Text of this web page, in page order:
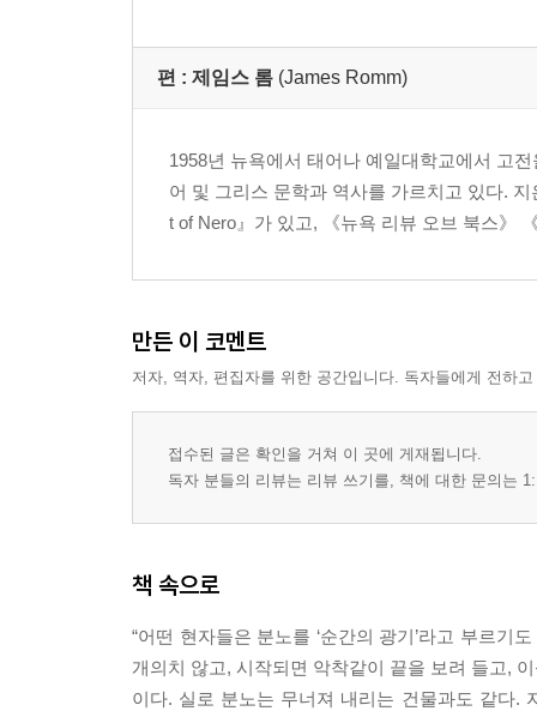
편 : 제임스 롬 (James Romm)
1958년 뉴욕에서 태어나 예일대학교에서 고
어 및 그리스 문학과 역사를 가르치고 있다.
t of Nero』가 있고, 《뉴욕 리뷰 오브 북스》
만든 이 코멘트
저자, 역자, 편집자를 위한 공간입니다. 독자들에게 전하
접수된 글은 확인을 거쳐 이 곳에 게재됩니다.
독자 분들의 리뷰는 리뷰 쓰기를, 책에 대한 문의는
책 속으로
“어떤 현자들은 분노를 ‘순간의 광기’라고 부르
개의치 않고, 시작되면 악착같이 끝을 보려 들고,
이다. 실로 분노는 무너져 내리는 건물과도 같다.